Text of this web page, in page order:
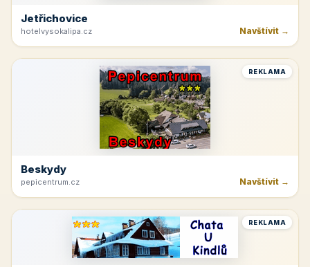
Jetřichovice
hotelvysokalipa.cz Navštívit →
REKLAMA
Beskydy
pepicentrum.cz Navštívit →
REKLAMA